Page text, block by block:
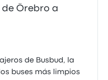
Örebro a
de Busbud, la
buses más limpios